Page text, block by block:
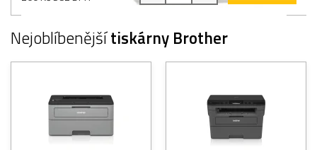
Nejoblíbenějšítiskárny Brother